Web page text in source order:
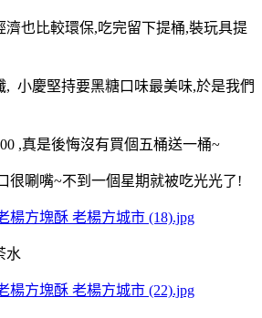
濟也比較環保,吃完留下提桶,裝玩具提
, 小慶堅持要黑糖口味最美味,於是我們
,真是後悔沒有買個五桶送一桶~
很唰嘴~不到一個星期就被吃光光了!
水